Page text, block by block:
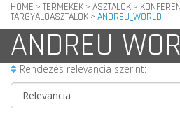
HOME > TERMEKEK > ASZTALOK >
TARGYALOASZTALOK > ANDREU_WORLD
ANDREU
Rendezés relevancia szerint: